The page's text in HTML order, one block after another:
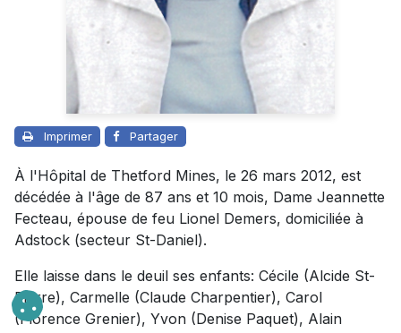
Imprimer Partager
À l'Hôpital de Thetford Mines, le 26 mars 2012, est
décédée à l'âge de 87 ans et 10 mois, Dame Jeannette
Fecteau, épouse de feu Lionel Demers, domiciliée à
Adstock (secteur St-Daniel).
Elle laisse dans le deuil ses enfants: Cécile (Alcide St-
Pierre), Carmelle (Claude Charpentier), Carol
(Florence Grenier), Yvon (Denise Paquet), Alain